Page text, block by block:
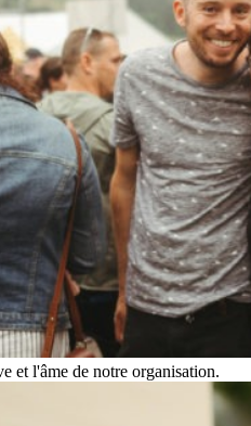
et l'âme de notre organisation.